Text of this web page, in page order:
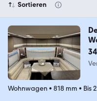
Sortieren
Wohnwagen • 818 mm • Bis